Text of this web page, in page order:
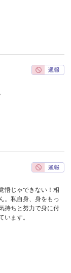
悟じゃできない！相
。私自身、身をもっ
持ちと努力で身に付
います。